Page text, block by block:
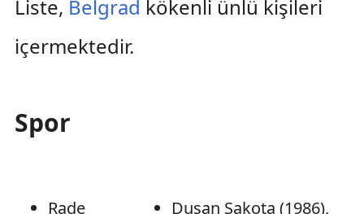
Liste, Belgrad kökenli ünlü kişileri
içermektedir.
Spor
Rade
Dusan Sakota (1986),